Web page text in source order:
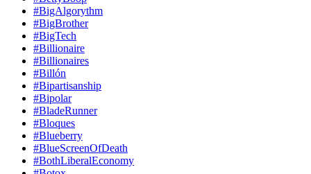
#BigAlgorythm
#BigBrother
#BigTech
#Billionaire
#Billionaires
#Billón
#Bipartisanship
#Bipolar
#BladeRunner
#Bloques
#Blueberry
#BlueScreenOfDeath
#BothLiberalEconomy